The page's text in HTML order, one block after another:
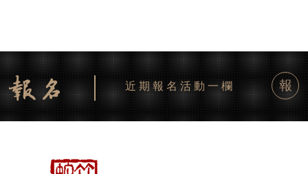
近期報名活動一欄 報